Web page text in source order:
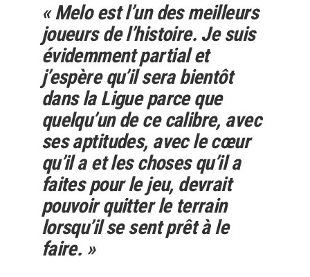
« Melo est l’un des meilleurs
joueurs de l’histoire. Je suis
évidemment partial et
j’espère qu’il sera bientôt
dans la Ligue parce que
quelqu’un de ce calibre, avec
ses aptitudes, avec le cœur
qu’il a et les choses qu’il a
faites pour le jeu, devrait
pouvoir quitter le terrain
lorsqu’il se sent prêt à le
faire. »